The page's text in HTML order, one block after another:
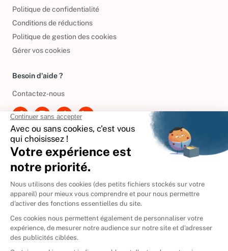
Politique de confidentialité
Conditions de réductions
Politique de gestion des cookies
Gérer vos cookies
Besoin d'aide ?
Contactez-nous
International
🇪🇸 Espagne
🇩🇪Allemagne
🇮🇹 Italie